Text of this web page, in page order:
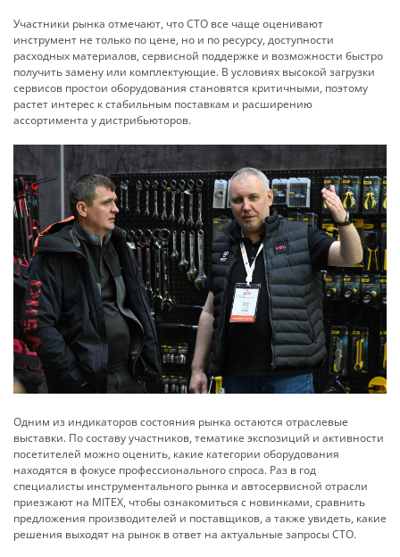
Участники рынка отмечают, что СТО все чаще оценивают
инструмент не только по цене, но и по ресурсу, доступности
расходных материалов, сервисной поддержке и возможности быстро
получить замену или комплектующие. В условиях высокой загрузки
сервисов простои оборудования становятся критичными, поэтому
растет интерес к стабильным поставкам и расширению
ассортимента у дистрибьюторов.
Одним из индикаторов состояния рынка остаются отраслевые
выставки. По составу участников, тематике экспозиций и активности
посетителей можно оценить, какие категории оборудования
находятся в фокусе профессионального спроса. Раз в год
специалисты инструментального рынка и автосервисной отрасли
приезжают на MITEX, чтобы ознакомиться с новинками, сравнить
предложения производителей и поставщиков, а также увидеть, какие
решения выходят на рынок в ответ на актуальные запросы СТО.